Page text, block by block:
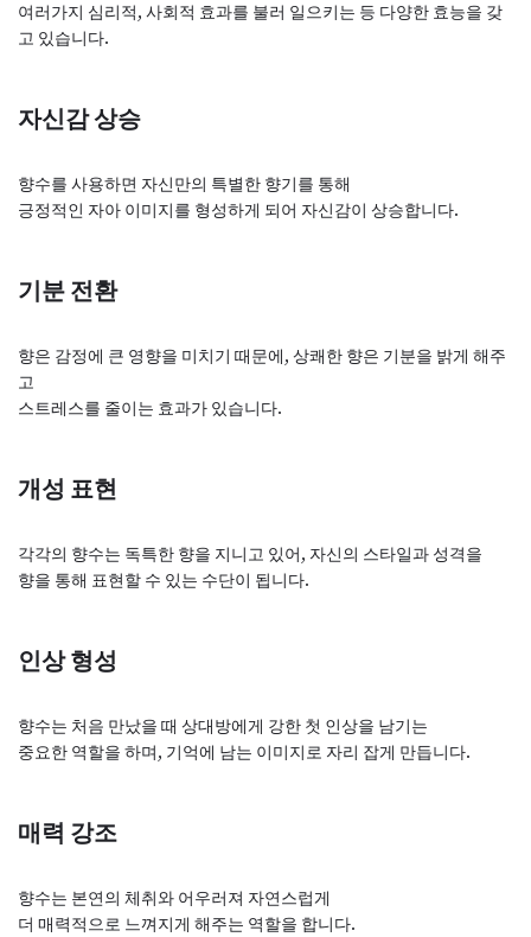
여러가지 심리적, 사회적 효과를 불러 일으키는 등 다양한 효능을 갖
고 있습니다.
자신감 상승
향수를 사용하면 자신만의 특별한 향기를 통해
긍정적인 자아 이미지를 형성하게 되어 자신감이 상승합니다.
기분 전환
향은 감정에 큰 영향을 미치기 때문에, 상쾌한 향은 기분을 밝게 해주
고
스트레스를 줄이는 효과가 있습니다.
개성 표현
각각의 향수는 독특한 향을 지니고 있어, 자신의 스타일과 성격을
향을 통해 표현할 수 있는 수단이 됩니다.
인상 형성
향수는 처음 만났을 때 상대방에게 강한 첫 인상을 남기는
중요한 역할을 하며, 기억에 남는 이미지로 자리 잡게 만듭니다.
매력 강조
향수는 본연의 체취와 어우러져 자연스럽게
더 매력적으로 느껴지게 해주는 역할을 합니다.